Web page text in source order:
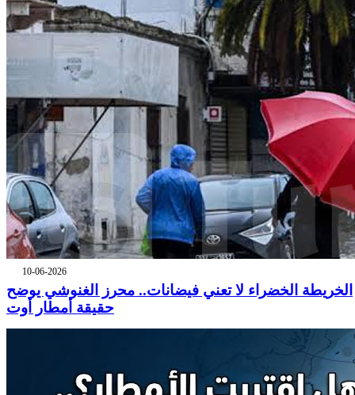
10-06-2026
الخريطة الخضراء لا تعني فيضانات.. محرز الغنوشي يوضح
حقيقة أمطار أوت